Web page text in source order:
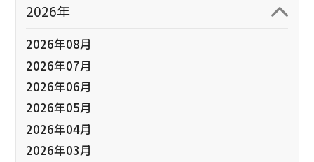
2026年
2026年08月
2026年07月
2026年06月
2026年05月
2026年04月
2026年03月